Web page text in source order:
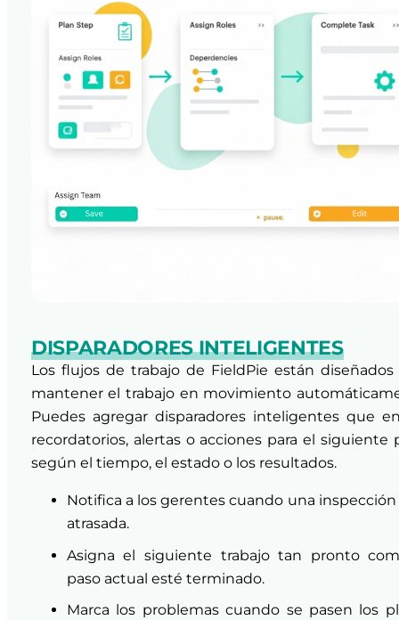
DISPARADORES INTELIGENTES
Los flujos de trabajo de FieldPie están diseñados
mantener el trabajo en movimiento
Puedes agregar disparadores inteligentes que
recordatorios, alertas o acciones para el siguiente
según el tiempo, el estado o los resultados.
Notifica a los gerentes cuando una inspección
atrasada.
Asigna el siguiente trabajo tan pronto
paso actual esté terminado.
Marca los problemas cuando se pasen los